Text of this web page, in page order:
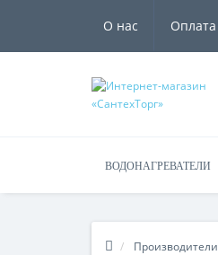
О нас Оплата
ВОДОНАГРЕВАТЕЛИ
Производители